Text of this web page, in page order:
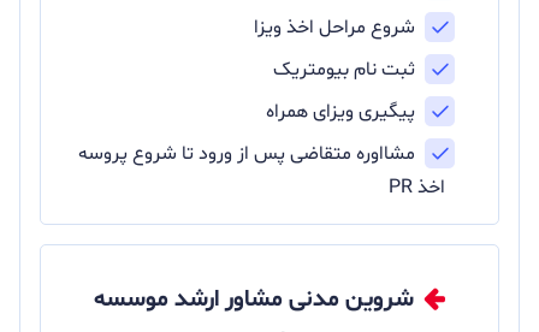
شروع مراحل اخذ ویزا
ثبت نام بیومتریک
پیگیری ویزای همراه
مشااوره متقاضی پس از ورود تا شروع پروسه
اخذ PR
شروین مدنی مشاور ارشد موسسه